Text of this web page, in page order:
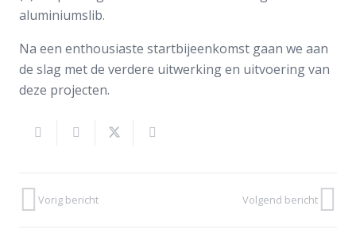
aluminiumslib.
Na een enthousiaste startbijeenkomst gaan we aan
de slag met de verdere uitwerking en uitvoering van
deze projecten.
Vorig bericht Volgend bericht